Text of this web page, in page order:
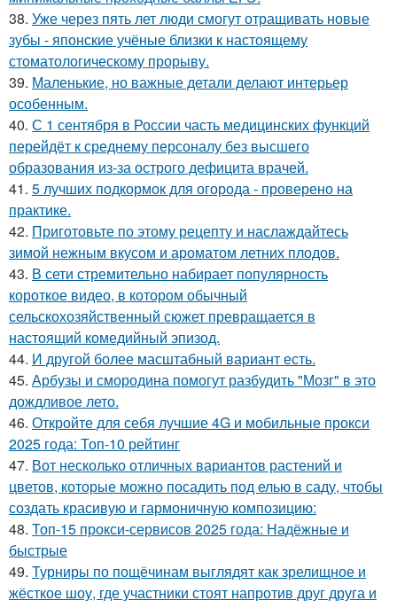
38. Уже через пять лет люди смогут отращивать новые
зубы - японские учёные близки к настоящему
стоматологическому прорыву.
39. Маленькие, но важные детали делают интерьер
особенным.
40. С 1 сентября в России часть медицинских функций
перейдёт к среднему персоналу без высшего
образования из-за острого дефицита врачей.
41. 5 лучших подкормок для огорода - проверено на
практике.
42. Приготовьте по этому рецепту и наслаждайтесь
зимой нежным вкусом и ароматом летних плодов.
43. В сети стремительно набирает популярность
короткое видео, в котором обычный
сельскохозяйственный сюжет превращается в
настоящий комедийный эпизод.
44. И другой более масштабный вариант есть.
45. Арбузы и смородина помогут разбудить "Мозг" в это
дождливое лето.
46. Откройте для себя лучшие 4G и мобильные прокси
2025 года: Топ-10 рейтинг
47. Вот несколько отличных вариантов растений и
цветов, которые можно посадить под елью в саду, чтобы
создать красивую и гармоничную композицию:
48. Топ-15 прокси-сервисов 2025 года: Надёжные и
быстрые
49. Турниры по пощёчинам выглядят как зрелищное и
жёсткое шоу, где участники стоят напротив друг друга и